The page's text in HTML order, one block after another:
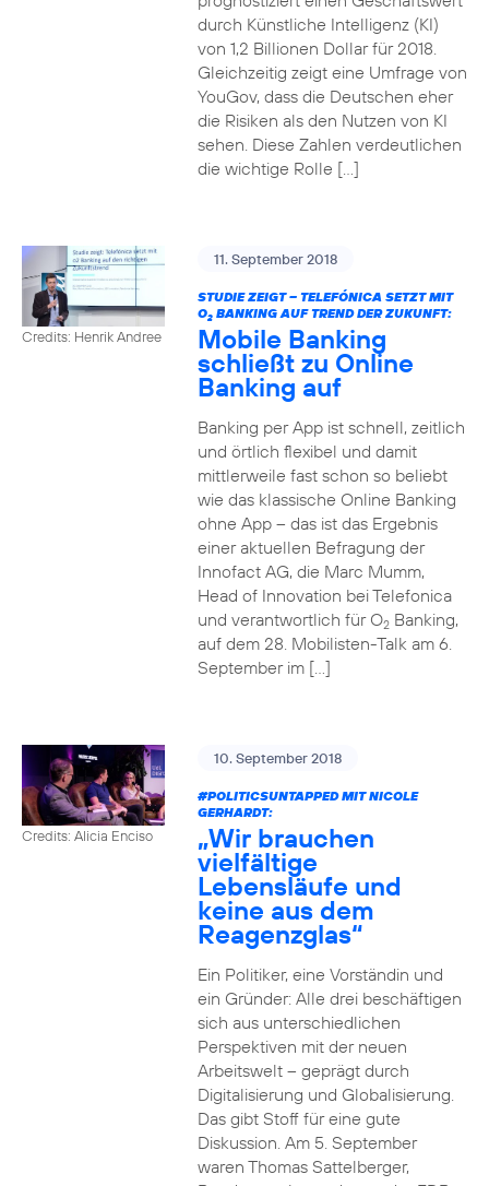
durch Künstliche Intelligenz (KI)
von 1,2 Billionen Dollar für 2018.
Gleichzeitig zeigt eine Umfrage von
YouGov, dass die Deutschen eher
die Risiken als den Nutzen von KI
sehen. Diese Zahlen verdeutlichen
die wichtige Rolle […]
Credits: Henrik Andree
11. September 2018
STUDIE ZEIGT – TELEFÓNICA SETZT MIT
O2BANKING AUF TREND DER ZUKUNFT:
Mobile Banking
schließt zu Online
Banking auf
Banking per App ist schnell, zeitlich
und örtlich flexibel und damit
mittlerweile fast schon so beliebt
wie das klassische Online Banking
ohne App – das ist das Ergebnis
einer aktuellen Befragung der
Innofact AG, die Marc Mumm,
Head of Innovation bei Telefonica
und verantwortlich für O2Banking,
auf dem 28. Mobilisten-Talk am 6.
September im […]
Credits: Alicia Enciso
10. September 2018
#POLITICSUNTAPPEDMIT NICOLE
GERHARDT:
„Wir brauchen
vielfältige
Lebensläufe und
keine aus dem
Reagenzglas“
Ein Politiker, eine Vorständin und
ein Gründer: Alle drei beschäftigen
sich aus unterschiedlichen
Perspektiven mit der neuen
Arbeitswelt – geprägt durch
Digitalisierung und Globalisierung.
Das gibt Stoff für eine gute
Diskussion. Am 5. September
waren Thomas Sattelberger,